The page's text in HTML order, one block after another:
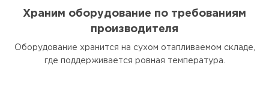
Храним оборудование по требованиям
производителя
Оборудование хранится на сухом отапливаемом складе,
где поддерживается ровная температура.